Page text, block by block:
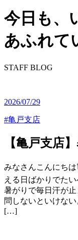
今⽇も、
あふれて
STAFF BLOG
2026/07/29
#亀戸支店
【亀戸支店
みなさんこんにち
える日ばかりでた
暑がりで毎日汗が
問しないといけな
[…]